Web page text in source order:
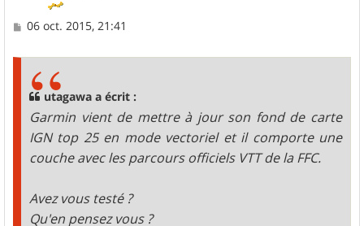
M
06 oct. 2015, 21:41
utagawa a écrit :
Garmin vient de mettre à jour son fond de carte
IGN top 25 en mode vectoriel et il comporte une
couche avec les parcours officiels VTT de la FFC.
Avez vous testé ?
Qu'en pensez vous ?